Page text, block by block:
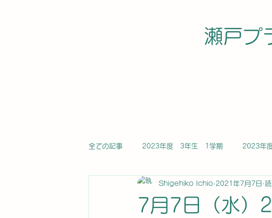
瀬戸プ
全ての記事 2023年度 3年生 1学期 2023年
2022年度1学期 2021年度1学期 2021年
7月7日（水）
Shigehiko Ichio 2021年7月7日